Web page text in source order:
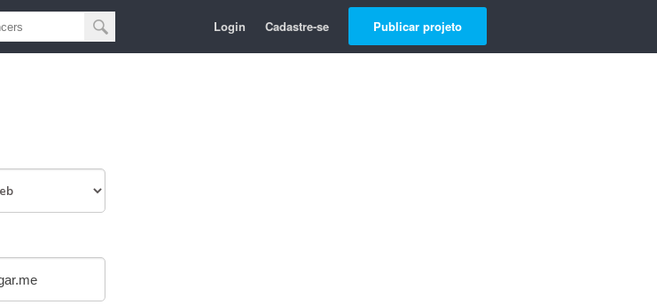
Login Cadastre-se Publicar projeto